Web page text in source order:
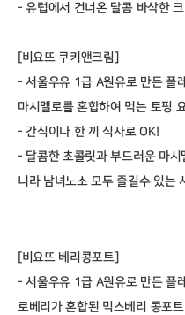
- 유럽에서 건너온 달콤 바삭한
[비요뜨 쿠키앤크림]
- 서울우유 1급 A원유로 만든 플
마시멜로를 혼합하여 먹는 토핑
- 간식이나 한 끼 식사로 OK!
- 달콤한 초콜릿과 부드러운 마
니라 남녀노소 모두 즐길수 있는
[비요뜨 베리콩포트]
- 서울우유 1급 A원유로 만든 플
로베리가 혼합된 믹스베리 콩포